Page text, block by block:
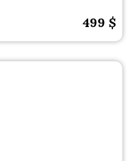
499 $